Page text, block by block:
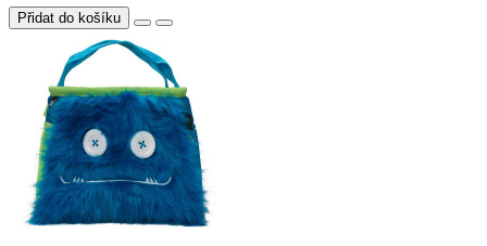
Přidat do košíku